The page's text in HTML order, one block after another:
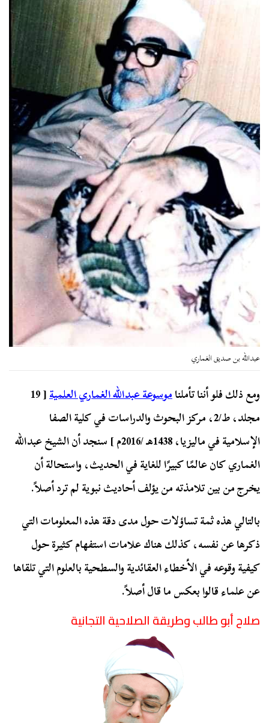
عبدالله بن صديق الغماري
ومع ذلك فلو أننا تأملناموسوعة عبدالله الغماري العلمية [ 19
مجلد، ط/2، مركز البحوث والدراسات في كلية الصفا
الإسلامية في ماليزيا، 1438هـ /2016م ] سنجد أن الشيخ عبدالله
الغماري كان عالمًا كبيرًا للغاية في الحديث، واستحالة أن
يخرج من بين تلامذته من يؤلف أحاديث نبوية لم ترد أصلاً.
بالتالي هذه ثمة تساؤلات حول مدى دقة هذه المعلومات التي
ذكرها عن نفسه، كذلك هناك علامات استفهام كثيرة حول
كيفية وقوعه في الأخطاء العقائدية والسطحية بالعلوم التي تلقاها
عن علماء قالوا بعكس ما قال أصلاً.
صلاح أبو طالب وطريقة الصلاحية التجانية